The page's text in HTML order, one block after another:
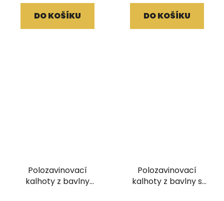
je
5,0
DO KOŠÍKU DO KOŠÍKU
Polozavinovací
kalhoty z bavlny
Polozavinovací
kalhoty z bavlny s